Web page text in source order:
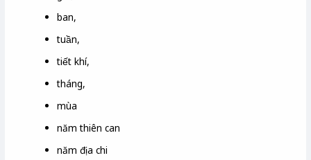
ban,
tuần,
tiết khí,
tháng,
mùa
năm thiên can
năm địa chi